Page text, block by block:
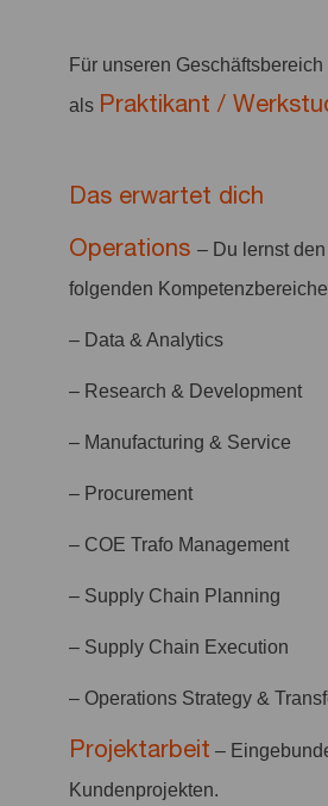
Für unseren Geschäftsbereich
als Praktikant /
Das erwartet dich
Operations – Du lernst
folgenden
– Data & Analytics
– Research & Development
– Manufacturing & Service
– Procurement
– COE Trafo Management
– Supply Chain Planning
– Supply Chain Execution
– Operations Strategy &
Projektarbeit –
Kundenprojekten.